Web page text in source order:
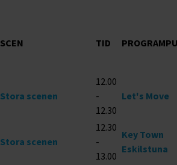
SCEN TID
Stora scenen
12.00
-
12.30
Let's Move
Stora scenen
12.30
-
13.00
Key Town
Eskilstuna